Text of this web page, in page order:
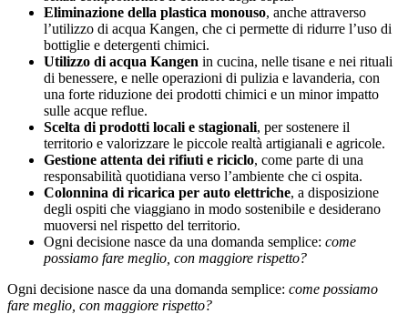
Eliminazione della plastica monouso, anche attraverso
l’utilizzo di acqua Kangen, che ci permette di ridurre l’uso di
bottiglie e detergenti chimici.
Utilizzo di acqua Kangen in cucina, nelle tisane e nei rituali
di benessere, e nelle operazioni di pulizia e lavanderia, con
una forte riduzione dei prodotti chimici e un minor impatto
sulle acque reflue.
Scelta di prodotti locali e stagionali, per sostenere il
territorio e valorizzare le piccole realtà artigianali e agricole.
Gestione attenta dei rifiuti e riciclo, come parte di una
responsabilità quotidiana verso l’ambiente che ci ospita.
Colonnina di ricarica per auto elettriche, a disposizione
degli ospiti che viaggiano in modo sostenibile e desiderano
muoversi nel rispetto del territorio.
Ogni decisione nasce da una domanda semplice: come
possiamo fare meglio, con maggiore rispetto?
Ogni decisione nasce da una domanda semplice: come possiamo
fare meglio, con maggiore rispetto?